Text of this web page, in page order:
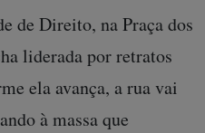
de Direito, na Praça dos
liderada por retratos
ela avança, a rua vai
à massa que